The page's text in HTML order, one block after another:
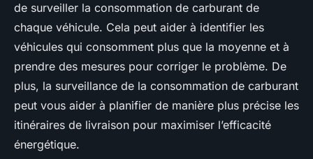
de surveiller la consommation de carburant de
chaque véhicule. Cela peut aider à identifier les
véhicules qui consomment plus que la moyenne et à
prendre des mesures pour corriger le problème. De
plus, la surveillance de la consommation de carburant
peut vous aider à planifier de manière plus précise les
itinéraires de livraison pour maximiser l’efficacité
énergétique.